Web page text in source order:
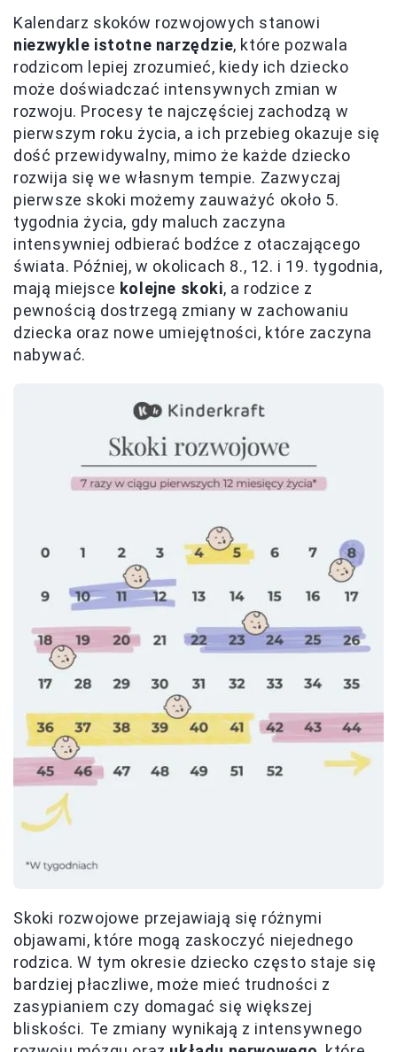
Kalendarz skoków rozwojowych stanowi
niezwykle istotne narzędzie, które pozwala
rodzicom lepiej zrozumieć, kiedy ich dziecko
może doświadczać intensywnych zmian w
rozwoju. Procesy te najczęściej zachodzą w
pierwszym roku życia, a ich przebieg okazuje się
dość przewidywalny, mimo że każde dziecko
rozwija się we własnym tempie. Zazwyczaj
pierwsze skoki możemy zauważyć około 5.
tygodnia życia, gdy maluch zaczyna
intensywniej odbierać bodźce z otaczającego
świata. Później, w okolicach 8., 12. i 19. tygodnia,
mają miejsce kolejne skoki, a rodzice z
pewnością dostrzegą zmiany w zachowaniu
dziecka oraz nowe umiejętności, które zaczyna
nabywać.
Skoki rozwojowe przejawiają się różnymi
objawami, które mogą zaskoczyć niejednego
rodzica. W tym okresie dziecko często staje się
bardziej płaczliwe, może mieć trudności z
zasypianiem czy domagać się większej
bliskości. Te zmiany wynikają z intensywnego